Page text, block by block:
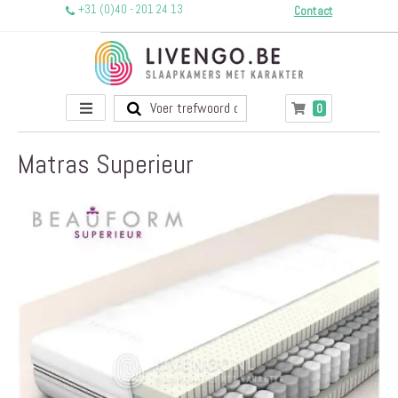
+31 (0)40 - 201 24 13 Contact
Toggle
Nav
Winkelwagen
0producten
Matras Superieur
naar